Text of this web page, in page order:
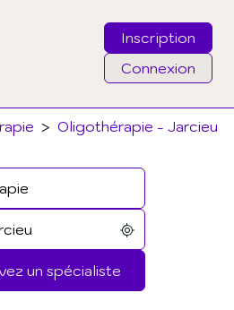
Inscription
Connexion
> Oligothérapie - Jarcieu
un spécialiste
mon mot de passe